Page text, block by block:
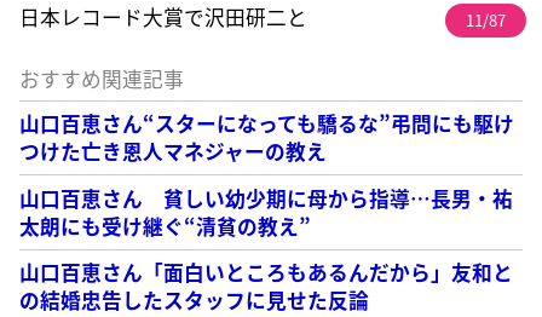
日本レコード大賞で沢田研二と 11/87
おすすめ関連記事
山口百恵さん“スターになっても驕るな”弔問にも駆け
つけた亡き恩人マネジャーの教え
山口百恵さん 貧しい幼少期に母から指導…長男・祐
太朗にも受け継ぐ“清貧の教え”
山口百恵さん「面白いところもあるんだから」友和と
の結婚忠告したスタッフに見せた反論